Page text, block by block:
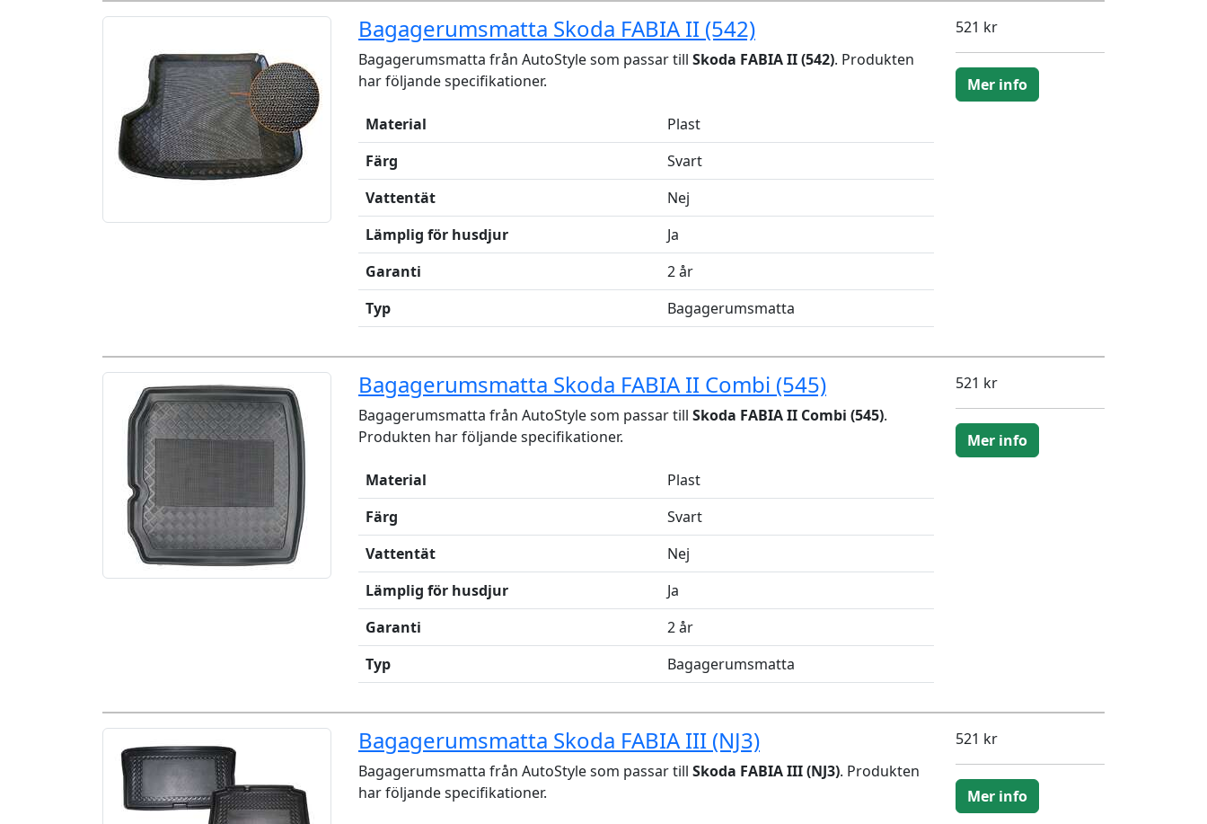
Bagagerumsmatta Skoda FABIA II (542)
Bagagerumsmatta från AutoStyle som passar till Skoda FABIA II (542). Produkten
har följande specifikationer.
Material
Plast
Färg
Svart
Vattentät
Nej
Lämplig för husdjur
Ja
Garanti
2 år
Typ
Bagagerumsmatta
521 kr
Mer info
Bagagerumsmatta Skoda FABIA II Combi (545)
Bagagerumsmatta från AutoStyle som passar till Skoda FABIA II Combi (545).
Produkten har följande specifikationer.
Material
Plast
Färg
Svart
Vattentät
Nej
Lämplig för husdjur
Ja
Garanti
2 år
Typ
Bagagerumsmatta
521 kr
Mer info
Bagagerumsmatta Skoda FABIA III (NJ3)
Bagagerumsmatta från AutoStyle som passar till Skoda FABIA III (NJ3). Produkten
har följande specifikationer.
521 kr
Mer info